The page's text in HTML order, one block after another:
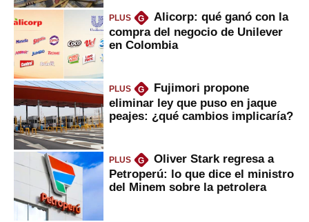
PLUS G
Alicorp: qué ganó con la
compra del negocio de Unilever
en Colombia
PLUS G
Fujimori propone
eliminar ley que puso en jaque
peajes: ¿qué cambios implicaría?
PLUS G
Oliver Stark regresa a
Petroperú: lo que dice el ministro
del Minem sobre la petrolera